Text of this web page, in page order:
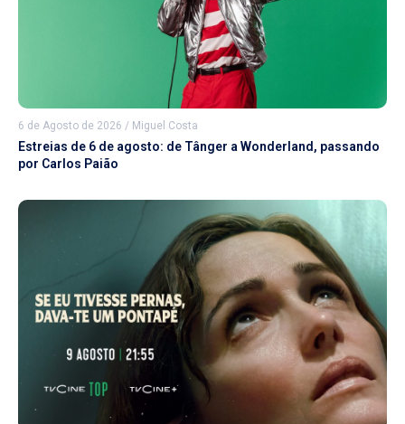
6 de Agosto de 2026 / Miguel Costa
Estreias de 6 de agosto: de Tânger a Wonderland, passando
por Carlos Paião